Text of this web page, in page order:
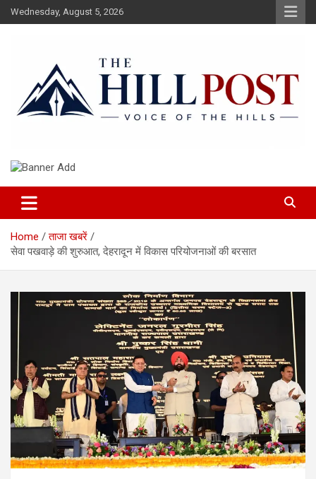
Skip
to
Wednesday, August 5, 2026
The Hillpost
Home
ताजा खबरें
सेवा पखवाड़े की शुरुआत, देहरादून में विकास परियोजनाओं की बरसात